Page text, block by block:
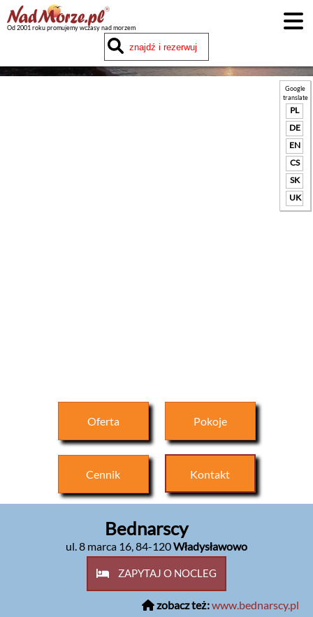
Od 2001 roku promujemy wczasy nad morzem
Google
translate
PL
DE
EN
CS
SK
UK
Oferta Pokoje
Cennik Kontakt
Bednarscy
ul. 8 marca 16,84-120Władysławowo
ZAPYTAJ O NOCLEG
zobacz też:www.bednarscy.pl